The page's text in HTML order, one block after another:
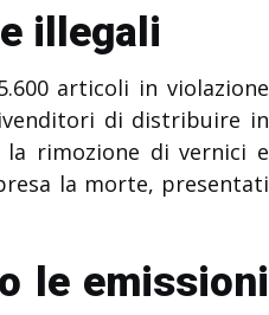
illegali
articoli in violazione
di distribuire in
rimozione di vernici e
la morte, presentati
le emissioni